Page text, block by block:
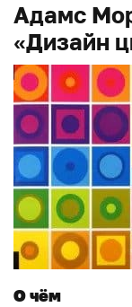
Адамс
«Дизайн
О чём